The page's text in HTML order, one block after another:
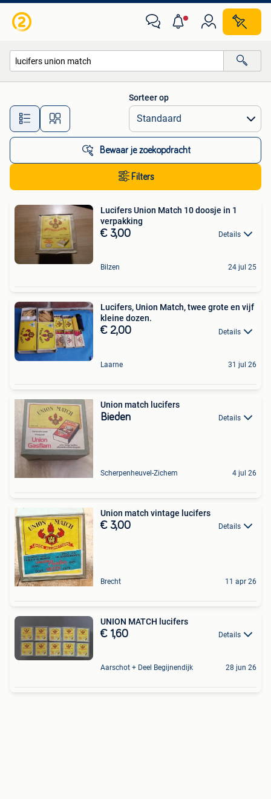
Alle afstanden…
Sorteer op
Bewaar je zoekopdracht
Filters
Lucifers Union Match 10 doosje in 1
verpakking
€ 3,00 Details
Bilzen 24 jul 25
Lucifers, Union Match, twee grote en vijf
kleine dozen.
€ 2,00 Details
Laarne 31 jul 26
Union match lucifers
Bieden Details
Scherpenheuvel-Zichem 4 jul 26
Union match vintage lucifers
€ 3,00 Details
Brecht 11 apr 26
UNION MATCH lucifers
€ 1,60 Details
Aarschot + Deel Begijnendijk 28 jun 26